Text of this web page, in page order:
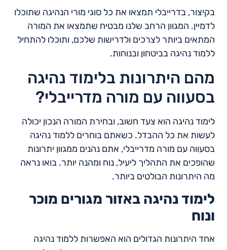
בקיצור, בדרייבלי תמצאו את כל סוגי מורי הנהיגה שתוכלו
לדמיין. המגוון הרחב שלנו מבטיח שתמצאו את המורה
המתאים ביותר לצרכים ולדרישות שלכם, ותוכלו להתחיל
ללמוד נהיגה בביטחון ובנוחות.
מהם היתרונות בלימוד נהיגה
בסעווה עם מורה מדרייבלי?
לימוד נהיגה הוא צעד חשוב, ובחירת המורה הנכון יכולה
לעשות את כל ההבדל. כשאתם בוחרים ללמוד נהיגה
בסעווה עם מורה מדרייבלי, אתם נהנים ממגוון יתרונות
שהופכים את התהליך ליעיל, נוח ומהנה יותר. בואו נראה
מה היתרונות הבולטים ביותר.
לימוד נהיגה באזור מגורים מוכר
ונוח
אחד היתרונות הגדולים הוא האפשרות ללמוד נהיגה